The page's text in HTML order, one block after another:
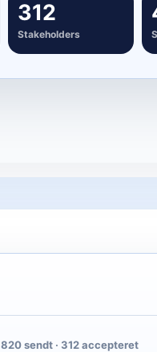
312
Stakeholders
820 sendt · 312 accepteret